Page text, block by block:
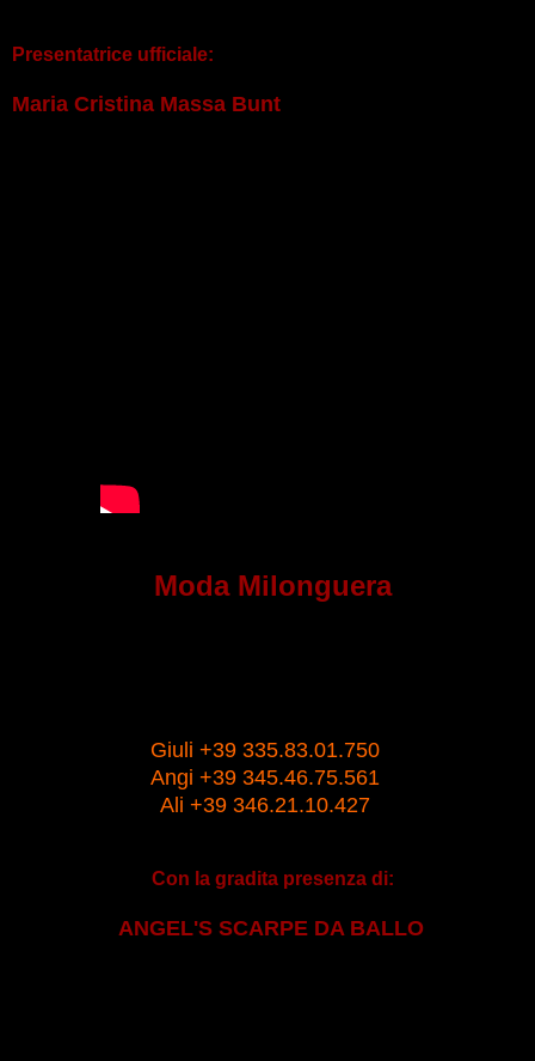
Presentatrice ufficiale:
Maria Cristina Massa Bunt
Moda Milonguera
Giuli +39 335.83.01.750
Angi +39 345.46.75.561
Ali +39 346.21.10.427
Con la gradita presenza di:
ANGEL'S SCARPE DA BALLO